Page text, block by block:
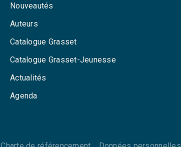
Nouveautés
Auteurs
Catalogue Grasset
Catalogue Grasset-Jeunesse
Actualités
Agenda